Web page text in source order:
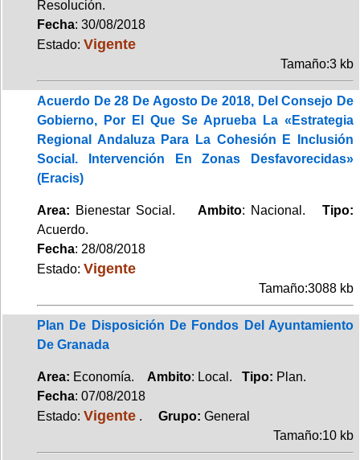
Resolución.
Fecha: 30/08/2018
Estado: Vigente
Tamaño:3 kb
Acuerdo De 28 De Agosto De 2018, Del Consejo De
Gobierno, Por El Que Se Aprueba La «Estrategia
Regional Andaluza Para La Cohesión E Inclusión
Social. Intervención En Zonas Desfavorecidas»
(Eracis)
Area: Bienestar Social. Ambito: Nacional. Tipo:
Acuerdo.
Fecha: 28/08/2018
Estado: Vigente
Tamaño:3088 kb
Plan De Disposición De Fondos Del Ayuntamiento
De Granada
Area: Economía. Ambito: Local. Tipo: Plan.
Fecha: 07/08/2018
Estado: Vigente . Grupo: General
Tamaño:10 kb